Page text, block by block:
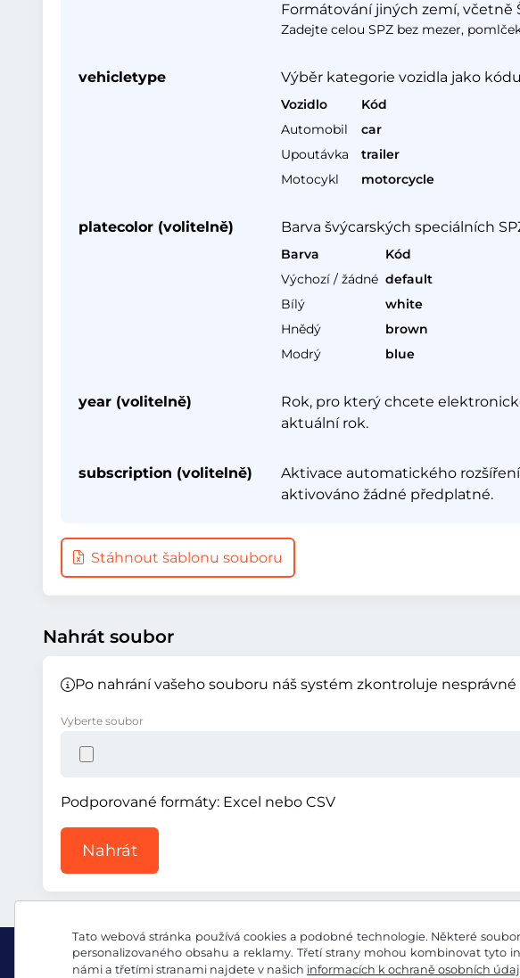
Tato webová stránka používá cookies a podobné technologie. Některé
personalizovaného obsahu a reklamy. Třetí strany mohou kombinovat tyto
námi a třetími stranami najdete v našich informacích k ochraně osobních
Formátování jiných zemí, včetně
Zadejte celou SPZ bez mezer,
vehicletype Výběr kategorie vozidla jako
Vozidlo
Kód
Automobil
car
Upoutávka
trailer
Motocykl
motorcycle
platecolor (volitelně) Barva švýcarských speciálních
Barva
Kód
Výchozí / žádné default
Bílý
white
Hnědý
brown
Modrý
blue
year (volitelně) Rok, pro který chcete
aktuální rok.
subscription (volitelně) Aktivace automatického
aktivováno žádné předplatné.
Stáhnout šablonu souboru
Nahrát soubor
Po nahrání vašeho souboru náš systém zkontroluje
Vyberte soubor
Podporované formáty: Excel nebo CSV
Nahrát